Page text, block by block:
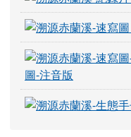
圖-注音版